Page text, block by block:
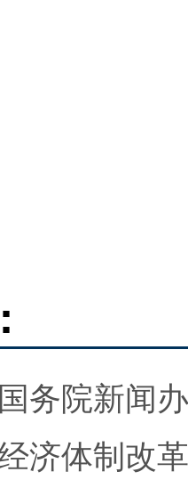
国务院新闻
济体制改